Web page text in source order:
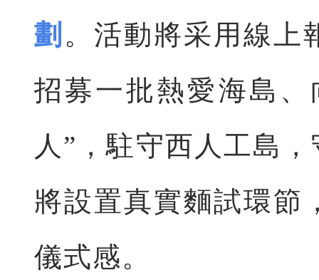
劃 。活動將采用線上
招募一批熱愛海島
人”，駐守西人工島
將設置真實麵試環節
儀式感。